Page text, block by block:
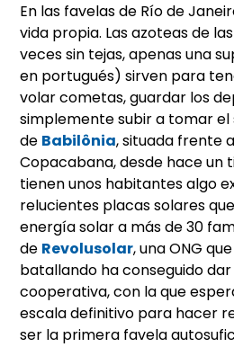
En las favelas de Río de
vida propia. Las azoteas de
veces sin tejas, apenas una
en portugués) sirven para
volar cometas, guardar los
simplemente subir a tomar el
de Babilônia, situada frente
Copacabana, desde hace un
tienen unos habitantes algo
relucientes placas solares
energía solar a más de 30
de Revolusolar, una ONG
batallando ha conseguido dar
cooperativa, con la que
escala definitivo para hacer
ser la primera favela